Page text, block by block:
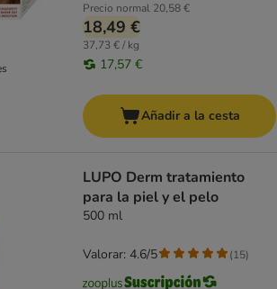
Precio normal 20,58 €
18,49 €
37,73 € / kg
17,57 €
Añadir a la cesta
LUPO Derm tratamiento
para la piel y el pelo
500 ml
Valorar: 4.6/5 (15)